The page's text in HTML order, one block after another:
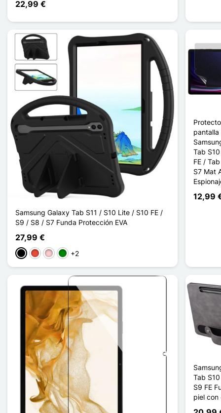
22,99 €
Samsung Galaxy Tab S11 / S10 Lite / S10 FE /
S9 / S8 / S7 Funda Protección EVA
27,99 €
NegroRojoRosaVerde
+2
pantalla
Tab
FE /
S7 Mat
12,99
Tab
S9 FE
piel con